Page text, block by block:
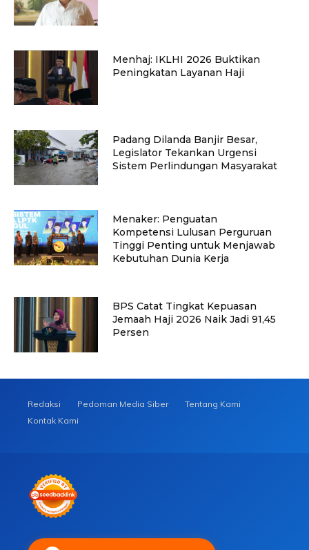
Menhaj: IKLHI 2026 Buktikan
Peningkatan Layanan Haji
Padang Dilanda Banjir Besar,
Legislator Tekankan Urgensi
Sistem Perlindungan Masyarakat
Menaker: Penguatan
Kompetensi Lulusan Perguruan
Tinggi Penting untuk Menjawab
Kebutuhan Dunia Kerja
BPS Catat Tingkat Kepuasan
Jemaah Haji 2026 Naik Jadi 91,45
Persen
Redaksi Pedoman Media Siber
Tentang Kami
Kontak Kami